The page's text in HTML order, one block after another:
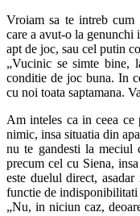
Vroiam sa te intreb cum
care a avut-o la
apt de joc, sau cel putin
„Vucinic se simte bine,
conditie de joc buna. In
cu noi toata saptamana.
Am inteles ca in ceea ce
nimic, insa situatia din
nu te gandesti la meciul
precum cel cu Siena,
este duelul direct,
functie de indisponibilitati
„Nu, in niciun caz,